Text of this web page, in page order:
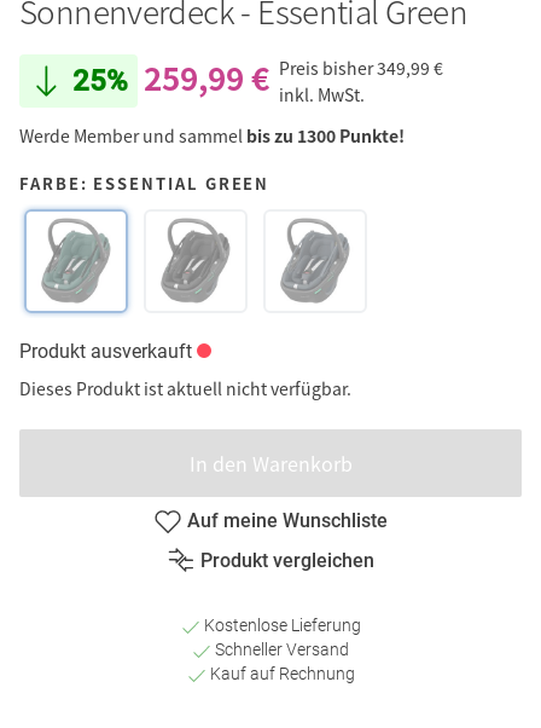
Sonnenverdeck - Essential Green
25% 259,99 € Preis bisher349,99 €
inkl. MwSt.
Werde Member und sammel bis zu 1300 Punkte!
FARBE: ESSENTIAL GREEN
Produkt ausverkauft
Dieses Produkt ist aktuell nicht verfügbar.
In den Warenkorb
Auf meine Wunschliste
Produkt vergleichen
Kostenlose Lieferung
Schneller Versand
Kauf auf Rechnung